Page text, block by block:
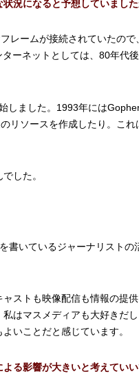
況になると予想していました
レームが接続されていたの
ーネットとしては、80年代
しました。1993年には
リソースを作成したり。これ
した。
書いているジャーナリストの
ストも映像配信も情報の提
はマスメディアも大好きだ
いことだと感じています。
る影響が大きいと考えていい